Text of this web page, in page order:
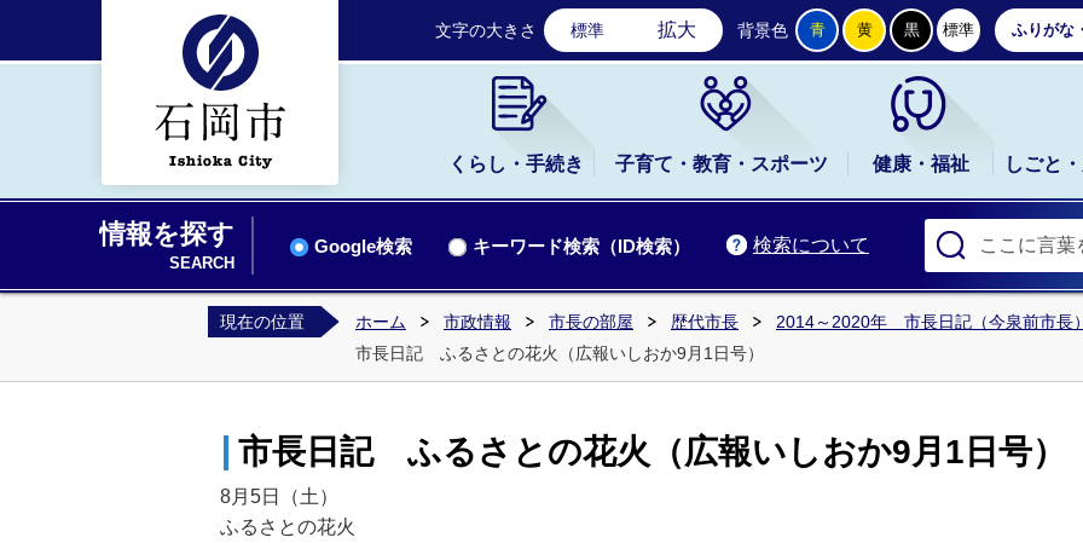
石岡市公式ホームページ
文字の大きさ 標準 拡大 背景色 青 黄 黒 標準 ふりがな
くらし・手続き 子育て・教育・スポーツ 健康・福祉 しごと
情報を探す
SEARCH
検索について
Google検索 キーワード検索（ID検索）
現在の位置 ホーム 市政情報 市長の部屋 歴代市長
2014～2020年 市長日記（今泉前市長
市長日記 ふるさとの花火（広報いしおか9月1日号）
市長日記 ふるさとの花火（広報いしおか9月1日号）
8月5日（土）
ふるさとの花火